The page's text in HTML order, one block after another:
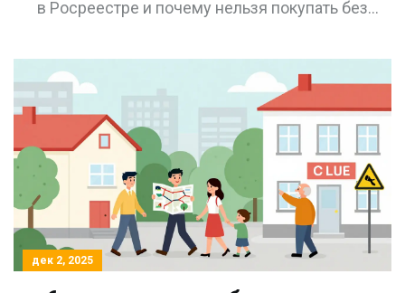
в Росреестре и почему нельзя покупать без
дек 2, 2025